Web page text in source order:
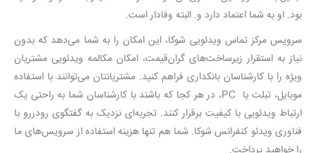
بود. او به شما اعتماد دارد و. البته وفادار است.
سرویس مرکز تماس ویدئویی شوکا، این امکان را به شما می‌دهد که بدون
نیاز به استقرار زیرساخت‌های گران‌قیمت، امکان مکالمه ویدئویی مشتریان
ویژه‌‌ را با کارشناسان بانکداری فراهم کنید. مشتریانتان می‌توانند با استفاده
موبایل، تبلت یا PC، در هر کجا که باشند با کارشناسان شما به راحتی یک
ارتباط ویدئویی با کیفیت برقرار کنند. تجربه‌ای نزدیک به گفتگوی رودررو با
فناوری ویدئو کنفرانس شوکا. شما هم تنها هزینه استفاده از سرویس‌های ما